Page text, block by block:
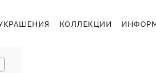
КОЛЛЕКЦИИ